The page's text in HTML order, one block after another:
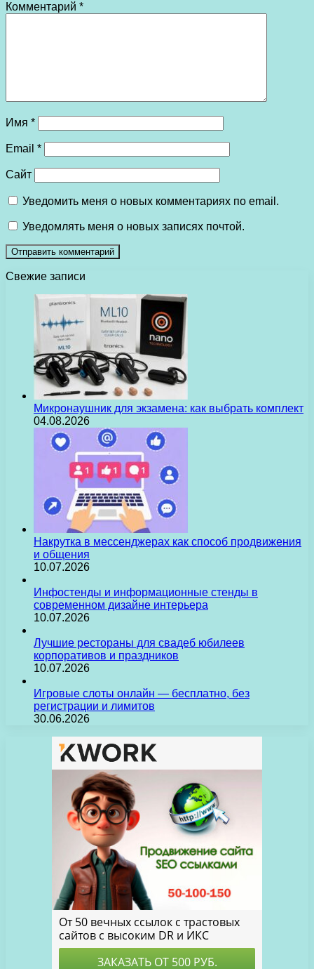
Комментарий *
Имя *
Email *
Сайт
Уведомить меня о новых комментариях по email.
Уведомлять меня о новых записях почтой.
Свежие записи
Микронаушник для экзамена: как выбрать комплект
04.08.2026
Накрутка в мессенджерах как способ продвижения
и общения
10.07.2026
Инфостенды и информационные стенды в
современном дизайне интерьера
10.07.2026
Лучшие рестораны для свадеб юбилеев
корпоративов и праздников
10.07.2026
Игровые слоты онлайн — бесплатно, без
регистрации и лимитов
30.06.2026